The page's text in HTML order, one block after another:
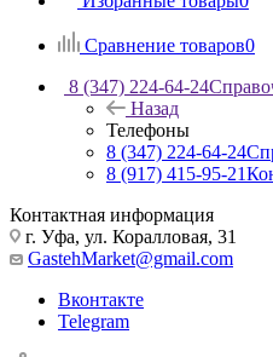
Сравнение товаров0
8 (347) 224-64-24
Назад
Телефоны
8 (347) 224-64-24
8 (917) 415-95-21
Контактная информация
г. Уфа, ул. Коралловая, 31
GastehMarket@gmail.com
Вконтакте
Telegram